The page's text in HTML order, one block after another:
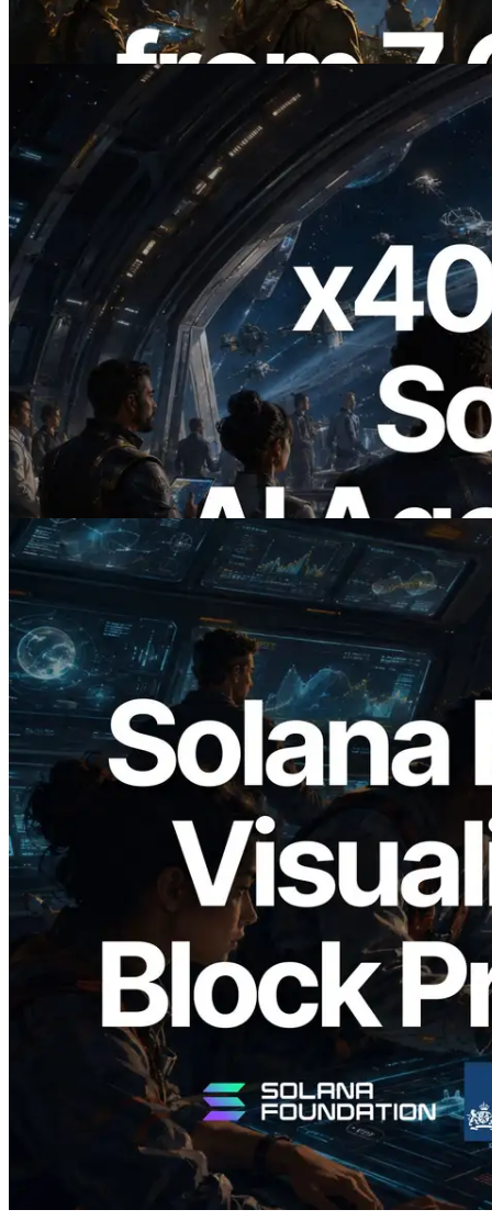
Leer este artículo
2026.07.04
ERPC lanza Solana RPC compatible con
x402 — La era en la que los agentes de IA
pagan bajo demanda por las API que
necesitan
Leer este artículo
2026.05.24
Validators Solutions lanza el Solana Block
Analyzer — Visualización del tiempo de
producción de bloque por slot y del
Validador asignado
Leer este artículo